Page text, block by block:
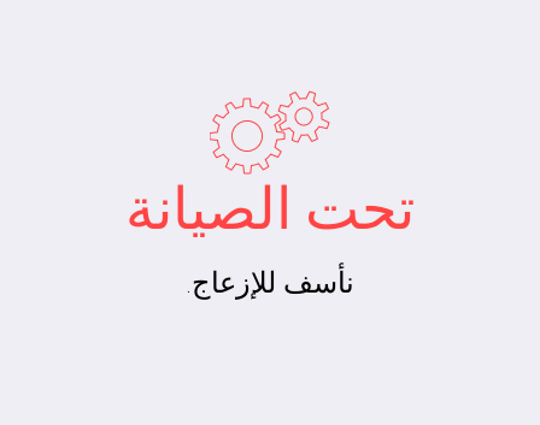
تحت الصيانة
نأسف للإزعاج.